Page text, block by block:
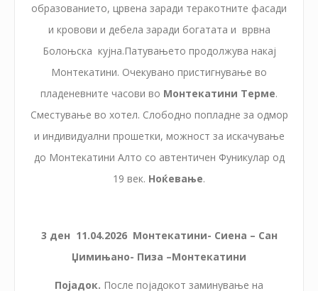
образованието, црвена заради теракотните фасади
и кровови и дебела заради богатата и врвна
Болоњска кујна.Патувањето продолжува накај
Монтекатини. Очекувано пристигнување во
пладеневните часови во Монтекатини Терме.
Сместување во хотел. Слободно попладне за одмор
и индивидуални прошетки, можност за искачување
до Монтекатини Алто со автентичен Фуникулар од
19 век. Ноќевање.
3 ден 11.04.2026 Монтекатини- Сиена – Сан
Џимињано- Пиза –Монтекатини
Појадок. После појадокот заминување на